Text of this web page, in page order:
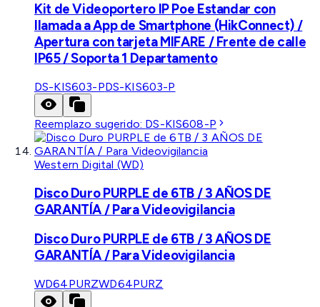
Kit de Videoportero IP Poe Estandar con
llamada a App de Smartphone (HikConnect) /
Apertura con tarjeta MIFARE / Frente de calle
IP65 / Soporta 1 Departamento
DS-KIS603-PDS-KIS603-P
Reemplazo sugerido: DS-KIS608-P
Western Digital (WD)
Disco Duro PURPLE de 6TB / 3 AÑOS DE
GARANTÍA / Para Videovigilancia
Disco Duro PURPLE de 6TB / 3 AÑOS DE
GARANTÍA / Para Videovigilancia
WD64PURZWD64PURZ